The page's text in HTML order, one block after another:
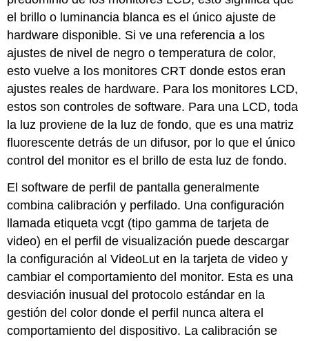
el brillo o luminancia blanca es el único ajuste de
hardware disponible. Si ve una referencia a los
ajustes de nivel de negro o temperatura de color,
esto vuelve a los monitores CRT donde estos eran
ajustes reales de hardware. Para los monitores LCD,
estos son controles de software. Para una LCD, toda
la luz proviene de la luz de fondo, que es una matriz
fluorescente detrás de un difusor, por lo que el único
control del monitor es el brillo de esta luz de fondo.
El software de perfil de pantalla generalmente
combina calibración y perfilado. Una configuración
llamada etiqueta vcgt (tipo gamma de tarjeta de
video) en el perfil de visualización puede descargar
la configuración al VideoLut en la tarjeta de video y
cambiar el comportamiento del monitor. Esta es una
desviación inusual del protocolo estándar en la
gestión del color donde el perfil nunca altera el
comportamiento del dispositivo. La calibración se